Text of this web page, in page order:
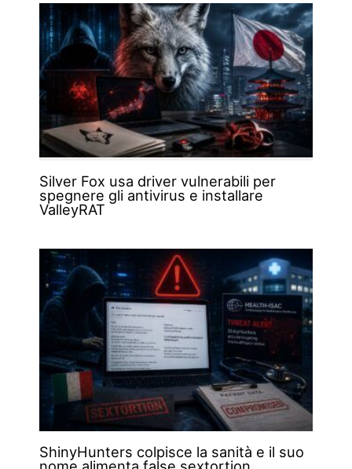
Silver Fox usa driver vulnerabili per
spegnere gli antivirus e installare
ValleyRAT
ShinyHunters colpisce la sanità e il suo
nome alimenta false sextortion